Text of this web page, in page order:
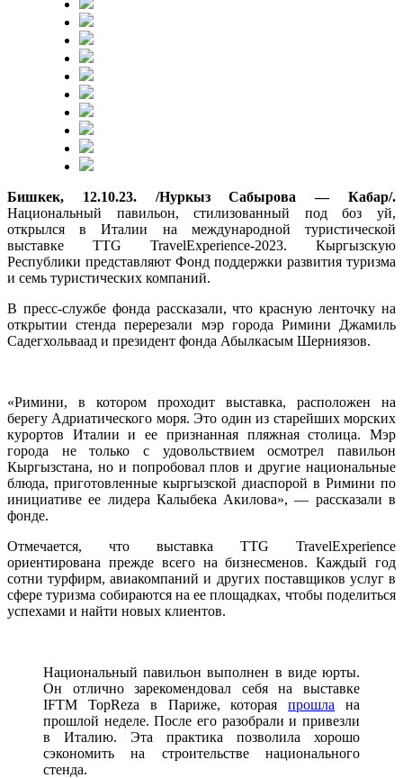
Бишкек, 12.10.23. /Нуркыз Сабырова — Кабар/.
Национальный павильон, стилизованный под боз уй,
открылся в Италии на международной туристической
выставке TTG TravelExperience-2023. Кыргызскую
Республики представляют Фонд поддержки развития туризма
и семь туристических компаний.
В пресс-службе фонда рассказали, что красную ленточку на
открытии стенда перерезали мэр города Римини Джамиль
Садегхольваад и президент фонда Абылкасым Шерниязов.
«Римини, в котором проходит выставка, расположен на
берегу Адриатического моря. Это один из старейших морских
курортов Италии и ее признанная пляжная столица. Мэр
города не только с удовольствием осмотрел павильон
Кыргызстана, но и попробовал плов и другие национальные
блюда, приготовленные кыргызской диаспорой в Римини по
инициативе ее лидера Калыбека Акилова», — рассказали в
фонде.
Отмечается, что выставка TTG TravelExperience
ориентирована прежде всего на бизнесменов. Каждый год
сотни турфирм, авиакомпаний и других поставщиков услуг в
сфере туризма собираются на ее площадках, чтобы поделиться
успехами и найти новых клиентов.
Национальный павильон выполнен в виде юрты.
Он отлично зарекомендовал себя на выставке
IFTM TopReza в Париже, котораяпрошла на
прошлой неделе. После его разобрали и привезли
в Италию. Эта практика позволила хорошо
сэкономить на строительстве национального
стенда.